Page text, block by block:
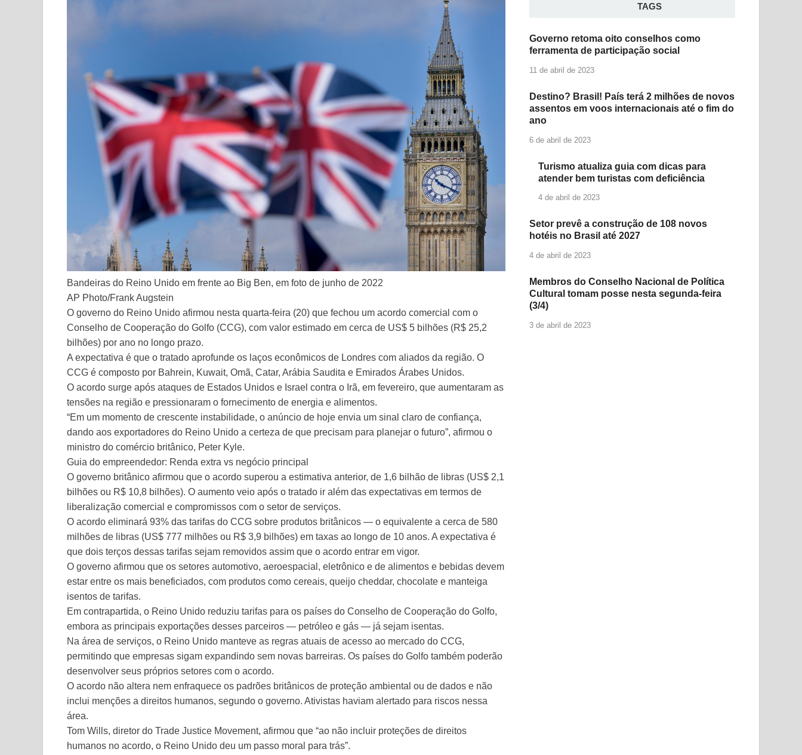
Bandeiras do Reino Unido em frente ao Big Ben, em foto de junho de 2022
AP Photo/Frank Augstein
O governo do Reino Unido afirmou nesta quarta-feira (20) que fechou um acordo comercial com o
Conselho de Cooperação do Golfo (CCG), com valor estimado em cerca de US$ 5 bilhões (R$ 25,2
bilhões) por ano no longo prazo.
A expectativa é que o tratado aprofunde os laços econômicos de Londres com aliados da região. O
CCG é composto por Bahrein, Kuwait, Omã, Catar, Arábia Saudita e Emirados Árabes Unidos.
O acordo surge após ataques de Estados Unidos e Israel contra o Irã, em fevereiro, que aumentaram as
tensões na região e pressionaram o fornecimento de energia e alimentos.
“Em um momento de crescente instabilidade, o anúncio de hoje envia um sinal claro de confiança,
dando aos exportadores do Reino Unido a certeza de que precisam para planejar o futuro”, afirmou o
ministro do comércio britânico, Peter Kyle.
Guia do empreendedor: Renda extra vs negócio principal
O governo britânico afirmou que o acordo superou a estimativa anterior, de 1,6 bilhão de libras (US$ 2,1
bilhões ou R$ 10,8 bilhões). O aumento veio após o tratado ir além das expectativas em termos de
liberalização comercial e compromissos com o setor de serviços.
O acordo eliminará 93% das tarifas do CCG sobre produtos britânicos — o equivalente a cerca de 580
milhões de libras (US$ 777 milhões ou R$ 3,9 bilhões) em taxas ao longo de 10 anos. A expectativa é
que dois terços dessas tarifas sejam removidos assim que o acordo entrar em vigor.
O governo afirmou que os setores automotivo, aeroespacial, eletrônico e de alimentos e bebidas devem
estar entre os mais beneficiados, com produtos como cereais, queijo cheddar, chocolate e manteiga
isentos de tarifas.
Em contrapartida, o Reino Unido reduziu tarifas para os países do Conselho de Cooperação do Golfo,
embora as principais exportações desses parceiros — petróleo e gás — já sejam isentas.
Na área de serviços, o Reino Unido manteve as regras atuais de acesso ao mercado do CCG,
permitindo que empresas sigam expandindo sem novas barreiras. Os países do Golfo também poderão
desenvolver seus próprios setores com o acordo.
O acordo não altera nem enfraquece os padrões britânicos de proteção ambiental ou de dados e não
inclui menções a direitos humanos, segundo o governo. Ativistas haviam alertado para riscos nessa
área.
Tom Wills, diretor do Trade Justice Movement, afirmou que “ao não incluir proteções de direitos
humanos no acordo, o Reino Unido deu um passo moral para trás”.
TAGS
Governo retoma oito conselhos como
ferramenta de participação social
11 de abril de 2023
Destino? Brasil! País terá 2 milhões de novos
assentos em voos internacionais até o fim do
ano
6 de abril de 2023
Turismo atualiza guia com dicas para
atender bem turistas com deficiência
4 de abril de 2023
Setor prevê a construção de 108 novos
hotéis no Brasil até 2027
4 de abril de 2023
Membros do Conselho Nacional de Política
Cultural tomam posse nesta segunda-feira
(3/4)
3 de abril de 2023